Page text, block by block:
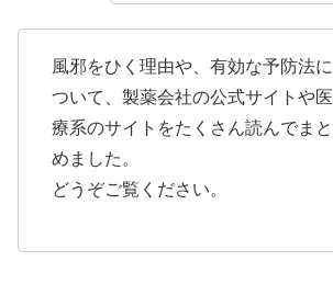
風邪をひく理由や、有効な予防法に
ついて、製薬会社の公式サイトや医
療系のサイトをたくさん読んでまと
めました。
どうぞご覧ください。